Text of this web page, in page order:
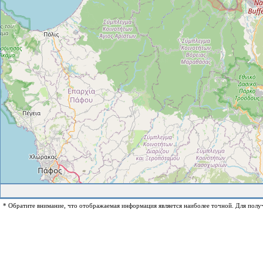
* Обратите внимание, что отображаемая информация является наиболее точной. Для